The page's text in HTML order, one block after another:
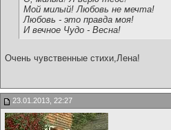
Мой милый! Любовь не мечта!
Любовь - это правда моя!
И вечное Чудо - Весна!
Очень чувственные стихи,Лена!
23.01.2013, 22:27